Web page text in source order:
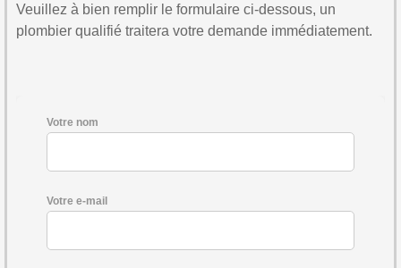
Veuillez à bien remplir le formulaire ci-dessous, un
plombier qualifié traitera votre demande immédiatement.
Votre nom
Votre e-mail